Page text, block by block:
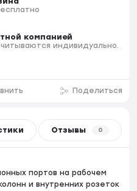
компанией
индивидуально.
Поделиться
Отзывы 0
портов на рабочем
и внутренних розеток